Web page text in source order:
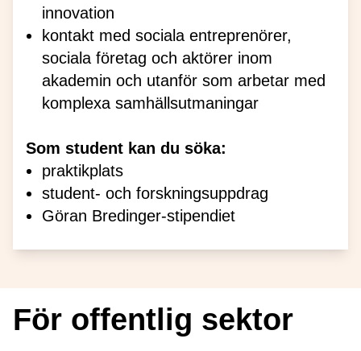
innovation
kontakt med sociala entreprenörer,
sociala företag och aktörer inom
akademin och utanför som arbetar med
komplexa samhällsutmaningar
Som student kan du söka:
praktikplats
student- och forskningsuppdrag
Göran Bredinger-stipendiet
För offentlig sektor